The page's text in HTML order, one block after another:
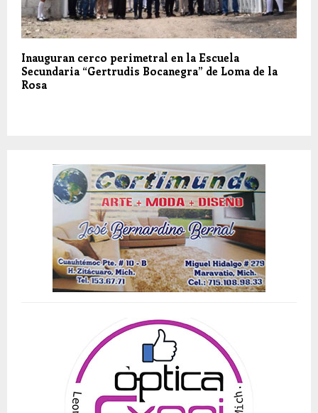
Inauguran cerco perimetral en la Escuela
Secundaria “Gertrudis Bocanegra” de Loma de la
Rosa